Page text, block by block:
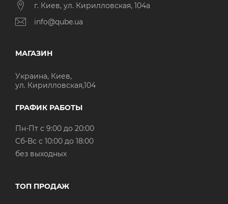
г. Киев, ул. Кирилловская, 104а
info@qube.ua
МАГАЗИН
Украина, Киев,
ул. Кирилловская,104
ГРАФИК РАБОТЫ
Пн-Пт с 9:00 до 20:00
Cб-Вс с 10:00 до 18:00
без выходных
ТОП ПРОДАЖ